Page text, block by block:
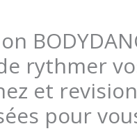
rythmer
et
pour